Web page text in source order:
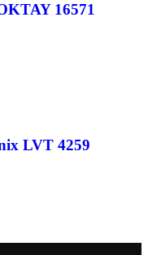
16571
LVT 4259